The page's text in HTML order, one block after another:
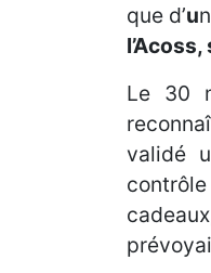
que d’un
Le 30
validé